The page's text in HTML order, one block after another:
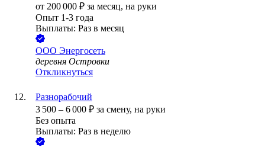
от 200 000 ₽ за месяц, на руки
Опыт 1-3 года
Выплаты: Раз в месяц
ООО Энергосеть
деревня Островки
Откликнуться
Разнорабочий
3 500 – 6 000 ₽ за смену, на руки
Без опыта
Выплаты: Раз в неделю